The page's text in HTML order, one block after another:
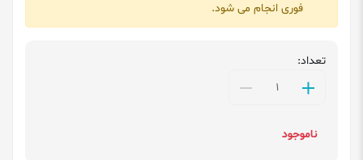
فوری انجام می شود.
تعداد:
ناموجود